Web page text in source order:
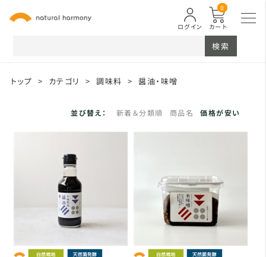
カート
0
ログイン
検索
トップ > カテゴリ > 調味料 > 醤油・味噌
並び替え： 新着＆分類順 商品名 価格が安い